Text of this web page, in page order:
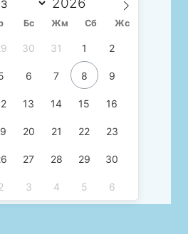
Бс Жм Сб Жс
30 31 1 2
6 7 8 9
13 14 15 16
20 21 22 23
27 28 29 30
3 4 5 6